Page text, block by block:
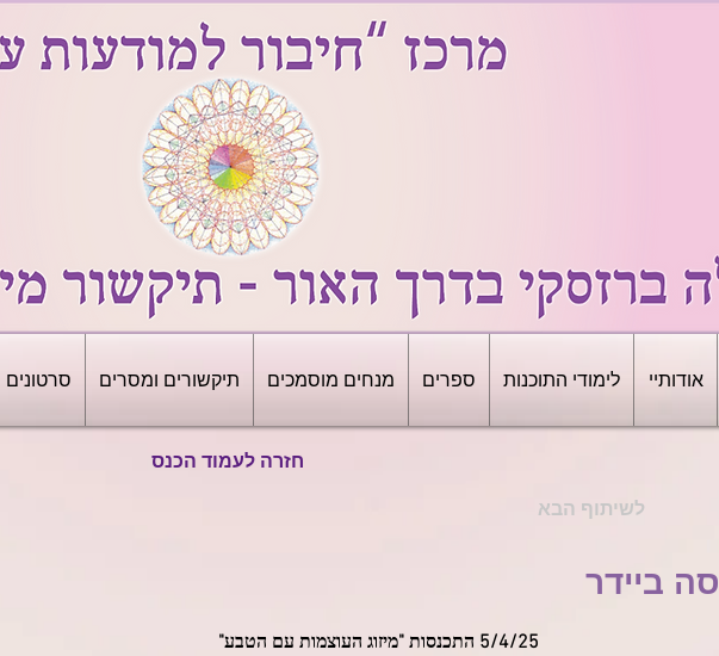
אודותיי לימודי התוכנות ספרים מנחים מוסמכים תיקשורים ומסרים סרטונים
חזרה לעמוד הכנס
לשיתוף הבא
ביידר
5/4/25 התכנסות "מיזוג העוצמות עם הטבע"